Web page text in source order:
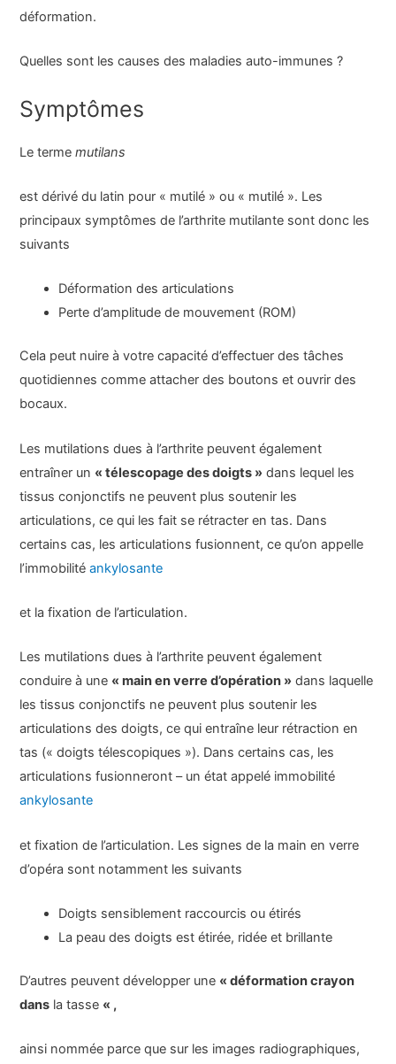
déformation.
Quelles sont les causes des maladies auto-immunes ?
Symptômes
Le termemutilans
est dérivé du latin pour « mutilé » ou « mutilé ». Les
principaux symptômes de l’arthrite mutilante sont donc les
suivants
Déformation des articulations
Perte d’amplitude de mouvement (ROM)
Cela peut nuire à votre capacité d’effectuer des tâches
quotidiennes comme attacher des boutons et ouvrir des
bocaux.
Les mutilations dues à l’arthrite peuvent également
entraîner un « télescopage des doigts » dans lequel les
tissus conjonctifs ne peuvent plus soutenir les
articulations, ce qui les fait se rétracter en tas. Dans
certains cas, les articulations fusionnent, ce qu’on appelle
l’immobilitéankylosante
et la fixation de l’articulation.
Les mutilations dues à l’arthrite peuvent également
conduire à une « main en verre d’opération » dans laquelle
les tissus conjonctifs ne peuvent plus soutenir les
articulations des doigts, ce qui entraîne leur rétraction en
tas (« doigts télescopiques »). Dans certains cas, les
articulations fusionneront – un état appelé immobilité
ankylosante
et fixation de l’articulation. Les signes de la main en verre
d’opéra sont notamment les suivants
Doigts sensiblement raccourcis ou étirés
La peau des doigts est étirée, ridée et brillante
D’autres peuvent développer une « déformation crayon
dans la tasse « ,
ainsi nommée parce que sur les images radiographiques,